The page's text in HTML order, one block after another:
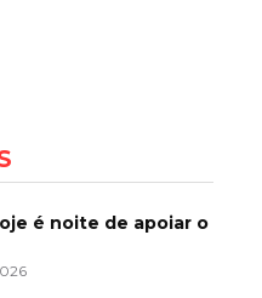
é noite de apoiar o